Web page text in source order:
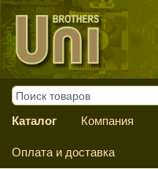
Каталог Компания
Оплата и доставка